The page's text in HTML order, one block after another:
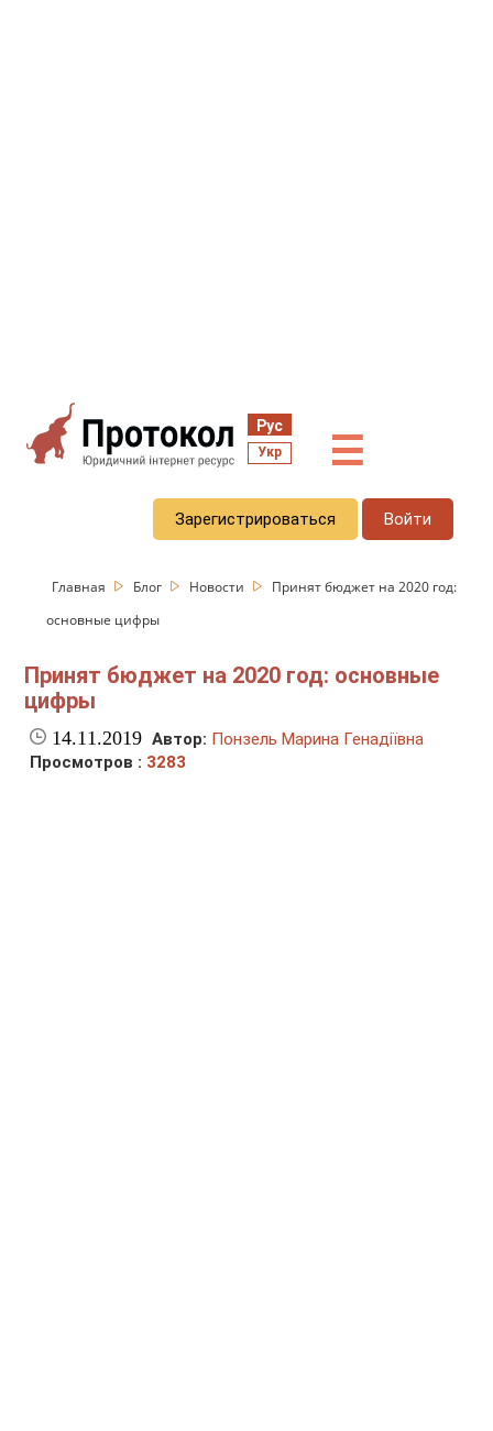
Рус
Укр ☰
Зарегистрироваться Войти
Главная Блог Новости
Принят бюджет на 2020 год:
основные цифры
Принят бюджет на 2020 год: основные
цифры
14.11.2019 Автор: Понзель Марина Генадіївна
Просмотров : 3283